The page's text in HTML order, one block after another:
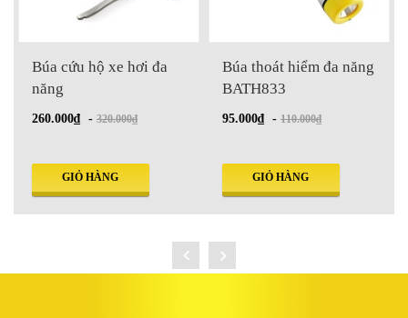
Búa thoát hiểm đa năng
BATH833
95.000₫ -110.000₫
GIỎ HÀNG
Búa thoát hiểm BATH838
85.000₫ - 108.000₫
GIỎ HÀNG